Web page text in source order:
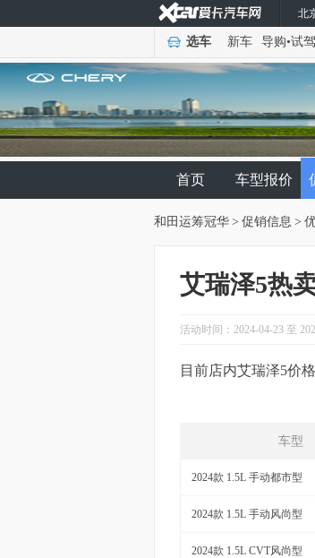
北
选车 新车 导购•试驾
首页 车型报价
和田运筹冠华 > 促销信息 >
艾瑞泽5热
活动时间：2024-04-23 至
目前店内艾瑞泽5价
车型
2024款 1.5L 手动都市型
2024款 1.5L 手动风尚型
2024款 1.5L CVT风尚型